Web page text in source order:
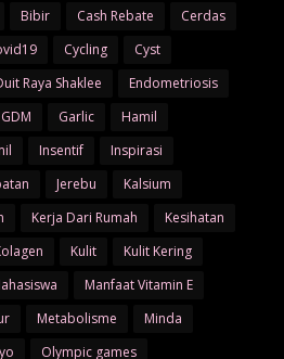
Bibir Cash Rebate
Cerdas
Cycling
Cyst
Raya Shaklee
Endometriosis
GDM Garlic
Hamil
Insentif
Inspirasi
Jerebu
Kalsium
Kerja Dari Rumah
Kesihatan
Kulit
Kulit Kering
Manfaat Vitamin E
Metabolisme
Minda
Olympic games